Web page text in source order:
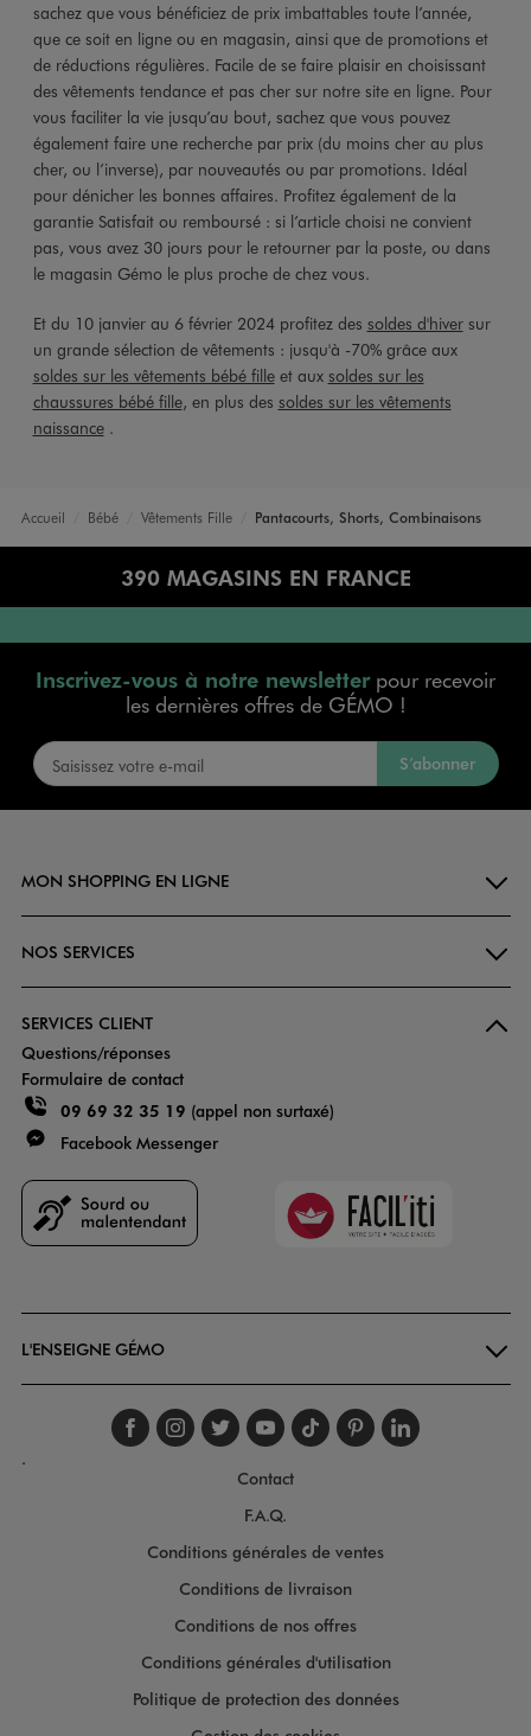
sachez que vous bénéficiez de prix imbattables toute l’année,
que ce soit en ligne ou en magasin, ainsi que de promotions et
de réductions régulières. Facile de se faire plaisir en choisissant
des vêtements tendance et pas cher sur notre site en ligne. Pour
vous faciliter la vie jusqu’au bout, sachez que vous pouvez
également faire une recherche par prix (du moins cher au plus
cher, ou l’inverse), par nouveautés ou par promotions. Idéal
pour dénicher les bonnes affaires. Profitez également de la
garantie Satisfait ou remboursé : si l’article choisi ne convient
pas, vous avez 30 jours pour le retourner par la poste, ou dans
le magasin Gémo le plus proche de chez vous.
Et du 10 janvier au 6 février 2024 profitez des soldes d'hiversur
un grande sélection de vêtements : jusqu'à -70% grâce aux
soldes sur les vêtements bébé filleet aux soldes sur les
chaussures bébé fille, en plus des soldes sur les vêtements
naissance.
Accueil Bébé Vêtements Fille Pantacourts, Shorts, Combinaisons
390 MAGASINS EN FRANCE
Inscrivez-vous à notre newsletterpour recevoir
les dernières offres de GÉMO !
S’abonner
MON SHOPPING EN LIGNE
NOS SERVICES
SERVICES CLIENT
Questions/réponses
Formulaire de contact
09 69 32 35 19 (appel non surtaxé)
Facebook Messenger
Faciliti
L'ENSEIGNE GÉMO
Suivez-nous sur
Suivez-nous sur
Suivez-nous sur
Suivez-nous
Suivez-nous
Suivez-
.
Contact
F.A.Q.
Conditions générales de ventes
Conditions de livraison
Conditions de nos offres
Conditions générales d'utilisation
Politique de protection des données